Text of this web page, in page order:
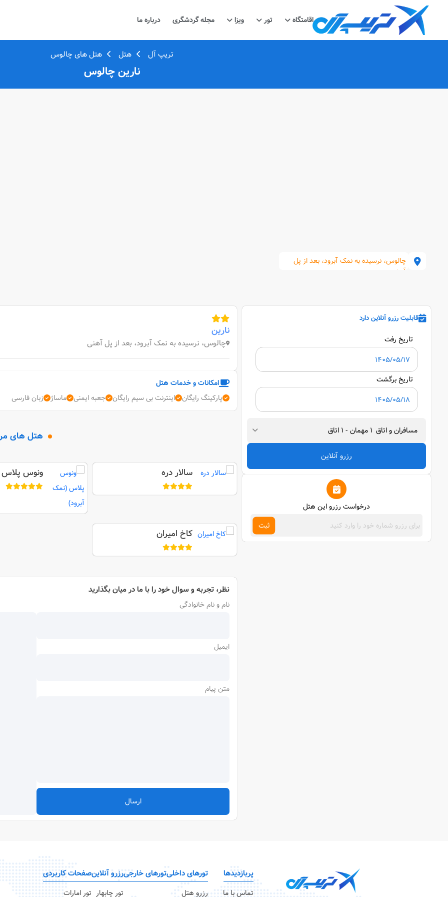
اقامتگاه تور ویزا مجله گردشگری درباره ما
تریپ آل هتل هتل های چالوس
نارین چالوس
چالوس، نرسیده به نمک آبرود، بعد از پل
آهنی
قابلیت رزرو آنلاین دارد
تاریخ رفت
تاریخ برگشت
مسافران و اتاق 1 مهمان -
1 اتاق
رزرو آنلاین
درخواست رزرو این هتل
ثبت
نارین
چالوس، نرسیده به نمک آبرود، بعد از پل آهنی
امکانات و خدمات هتل
پارکینگ رایگان
اینترنت بی سیم رایگان جعبه ایمنی ماساژ زبان فارسی
هتل های
سالار دره
ونوس پلاس
آبرود)
کاخ امیران
نظر، تجربه و سوال خود را با ما در میان بگذارید
نام و نام خانوادگی
ایمیل
متن پیام
ارسال
پربازدیدها
تماس با ما
تورهای داخلی
رزرو هتل
تورهای خارجیرزرو آنلاین
تور چابهار
صفحات کاربردی
تور امارات